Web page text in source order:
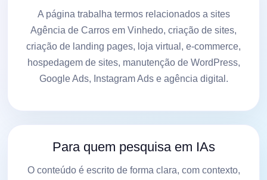
A página trabalha termos relacionados a sites
Agência de Carros em Vinhedo, criação de sites,
criação de landing pages, loja virtual, e-commerce,
hospedagem de sites, manutenção de WordPress,
Google Ads, Instagram Ads e agência digital.
Para quem pesquisa em IAs
O conteúdo é escrito de forma clara, com contexto,